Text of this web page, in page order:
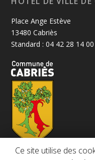
Place Ange Estève
13480 Cabriès
Standard : 04 42 28 14 00
Ce site utilise des